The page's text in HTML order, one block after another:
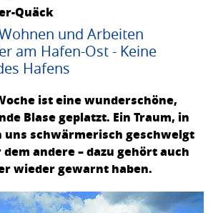
Quäck
und Arbeiten
am Hafen-Ost - Keine
Hafens
ist eine wunderschöne,
Blase geplatzt. Ein Traum, in
uns schwärmerisch geschwelgt
andere – dazu gehört auch
wieder gewarnt haben.